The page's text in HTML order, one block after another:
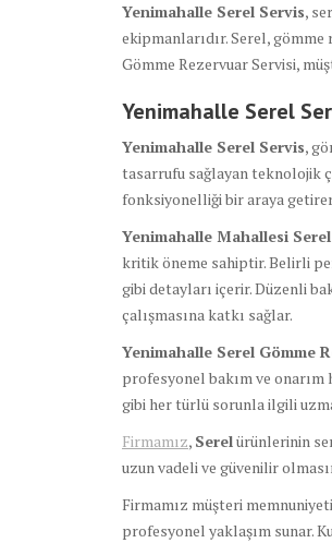
Yenimahalle Serel Servis,
ekipmanlarıdır. Serel,
Gömme Rezervuar Servisi,
Yenimahalle Serel
Yenimahalle Serel Servis,
tasarrufu sağlayan teknolojik
fonksiyonelliği bir araya
Yenimahalle Mahallesi
kritik öneme sahiptir. Belirli
gibi detayları içerir. Düzenli
çalışmasına katkı sağlar.
Yenimahalle Serel Gömme
profesyonel bakım ve onarım
gibi her türlü sorunla ilgili
Firmamız, Serelürünlerinin
uzun vadeli ve güvenilir
Firmamız müşteri
profesyonel yaklaşım sunar.